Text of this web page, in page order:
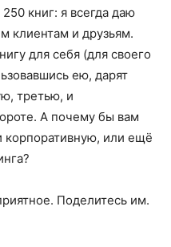
книг: я всегда даю
клиентам и друзьям.
для себя (для своего
ею, дарят
третью, и
А почему бы вам
корпоративную, или ещё
Поделитесь им.